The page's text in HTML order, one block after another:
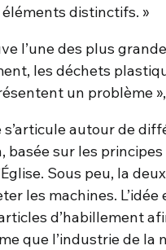
distinctifs. »
l’une des plus
les déchets
un problème
autour de
basée sur les principes
Sous peu, la
les machines.
d’habillement
que l’industrie de